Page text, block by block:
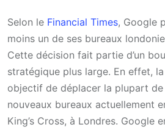
Selon le Financial Times, Google
moins un de ses bureaux
Cette décision fait partie d’un
stratégique plus large. En effet,
objectif de déplacer la plupart de
nouveaux bureaux actuellement
King’s Cross, à Londres. Google